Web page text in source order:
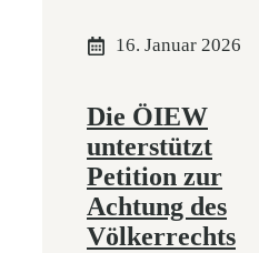
16. Januar 2026
Die ÖIEW
unterstützt
Petition zur
Achtung des
Völkerrechts